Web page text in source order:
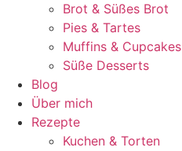
Brot & Süßes Brot
Pies & Tartes
Muffins & Cupcakes
Süße Desserts
Blog
Über mich
Rezepte
Kuchen & Torten